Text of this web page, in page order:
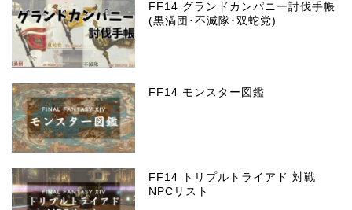
FF14 グランドカンパニー討伐手帳
(黒渦団･不滅隊･双蛇党)
FF14 モンスター図鑑
FF14 トリプルトライアド 対戦
NPCリスト